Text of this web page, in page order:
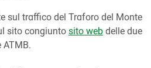
sul traffico del Traforo del Monte
sito congiunto sito web delle due
ATMB.